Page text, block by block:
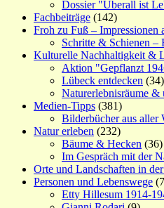
Dossier "Überall ist
Fachbeiträge (142)
Froh zu Fuß – Impressionen
Schritte & Schienen –
Kulturelle Nachhaltigkeit &
Aktion "Gepflanzt
Lübeck entdecken (34)
Naturerlebnisräume
Medien-Tipps (381)
Bilderbücher aus aller
Natur erleben (232)
Bäume & Hecken (36)
Im Gespräch mit der
Orte und Landschaften in
Personen und Lebenswege
Etty Hillesum 1914-